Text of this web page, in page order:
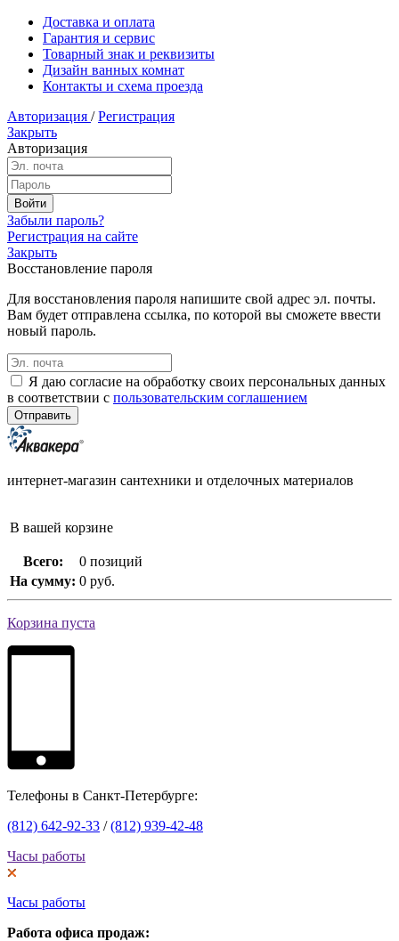
Доставка и оплата
Гарантия и сервис
Товарный знак и реквизиты
Дизайн ванных комнат
Контакты и схема проезда
Авторизация / Регистрация
Закрыть
Авторизация
Забыли пароль?
Регистрация на сайте
Закрыть
Восстановление пароля
Для восстановления пароля напишите свой адрес эл. почты.
Вам будет отправлена ссылка, по которой вы сможете ввести
новый пароль.
Я даю согласие на обработку своих персональных данных
в соответствии с пользовательским соглашением
интернет-магазин сантехники и отделочных материалов
В вашей корзине
Всего:
0 позиций
На сумму: 0 руб.
Корзина пуста
Телефоны в Санкт-Петербурге:
(812) 642-92-33 /(812) 939-42-48
Часы работы
Часы работы
Работа офиса продаж: